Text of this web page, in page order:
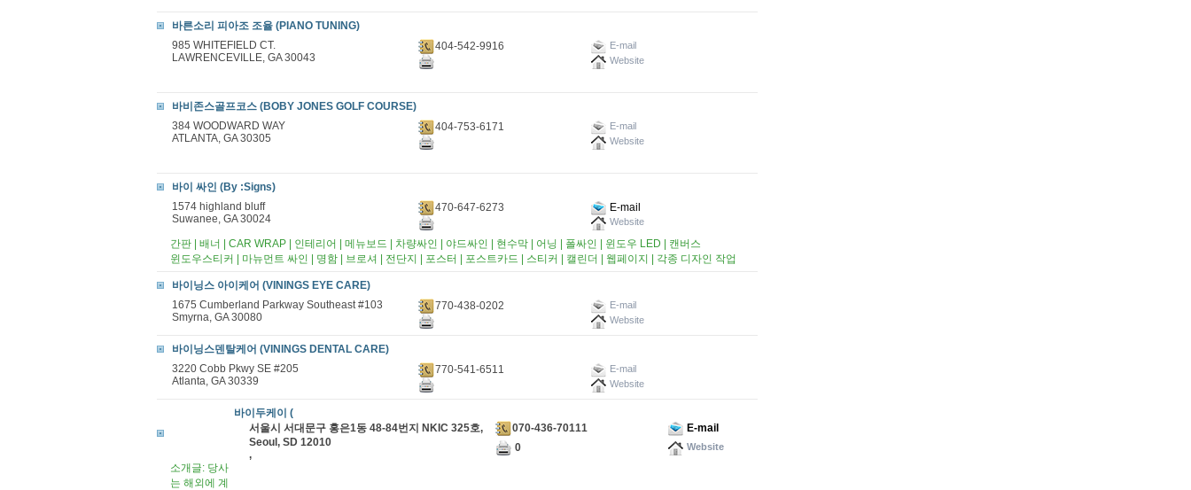
바른소리 피아조 조율 (PIANO TUNING)
985 WHITEFIELD CT.
LAWRENCEVILLE, GA 30043
404-542-9916
E-mail
Website
바비존스골프코스 (BOBY JONES GOLF COURSE)
384 WOODWARD WAY
ATLANTA, GA 30305
404-753-6171
E-mail
Website
바이 싸인 (By :Signs)
1574 highland bluff
Suwanee, GA 30024
470-647-6273 E-mail
Website
간판 | 배너 | CAR WRAP | 인테리어 | 메뉴보드 | 차량싸인 | 야드싸인 | 현수막 | 어닝 | 폴싸인 | 윈도우 LED | 캔버스
윈도우스티커 | 마뉴먼트 싸인 | 명함 | 브로셔 | 전단지 | 포스터 | 포스트카드 | 스티커 | 캘린더 | 웹페이지 | 각종 디자인 작업
바이닝스 아이케어 (VININGS EYE CARE)
1675 Cumberland Parkway Southeast #103
Smyrna, GA 30080
770-438-0202
E-mail
Website
바이닝스덴탈케어 (VININGS DENTAL CARE)
3220 Cobb Pkwy SE #205
Atlanta, GA 30339
770-541-6511
E-mail
Website
바이두케이 (
서울시 서대문구 홍은1동 48-84번지 NKIC 325호,
Seoul, SD 12010
,
070-436-70111
E-mail
0
Website
소개글: 당사
는 해외에 계